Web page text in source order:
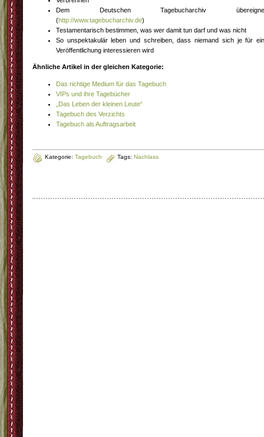
Dem Deutschen Tagebucharchiv
(http://www.tagebucharchiv.de)
Testamentarisch bestimmen, was wer damit tun darf und was nicht
So unspektakulär leben und schreiben, dass niemand sich je für
Veröffentlichung interessieren wird
Ähnliche Artikel in der gleichen Kategorie:
Das richtige Medium für das Tagebuch
VIPs und ihre Tagebücher
„Das Leben der kleinen Leute“
Tagebuch des Verzichts
Tagebuch als Auftragsarbeit
Kategorie: Tagebuch Tags: Nachlass